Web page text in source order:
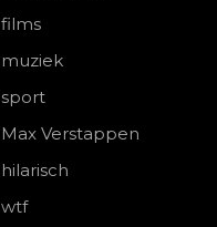
films
muziek
sport
Max Verstappen
hilarisch
wtf